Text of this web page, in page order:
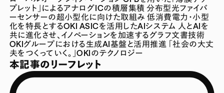
プレット」によるアナログICの積層集積 分布型光ファイバ
ーセンサーの超小型化に向けた取組み 低消費電力・小型
化を特長とするOKI ASICを活用したAIシステム 人とAIを
共に進化させ、イノベーションを加速するグラフ文書技術
OKIグループにおける生成AI基盤と活用推進 「社会の大丈
夫をつくっていく。」OKIのテクノロジー
本記事のリーフレット